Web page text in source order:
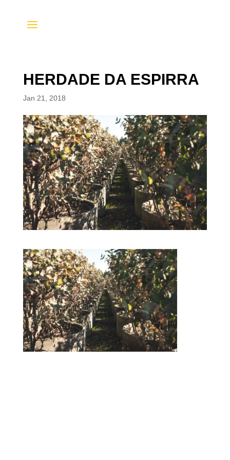
HERDADE DA ESPIRRA
Jan 21, 2018